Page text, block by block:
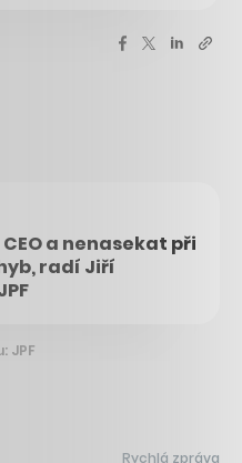
a nenasekat při
radí Jiří
JPF
Rychlá zpráva